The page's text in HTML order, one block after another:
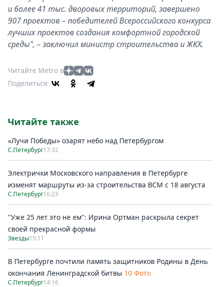
и более 41 тыс. дворовых территорий, завершено
907 проектов – победителей Всероссийского конкурса
лучших проектов создания комфортной городской
среды", – заключил министр строительства и ЖКХ.
Читайте Metro в
Поделиться
Читайте также
«Лучи Победы» озарят небо над Петербургом
С.Петербург17:32
Электрички Московского направления в Петербурге
изменят маршруты из-за строительства ВСМ с 18 августа
С.Петербург16:23
"Уже 25 лет это не ем": Ирина Ортман раскрыла секрет
своей прекрасной формы
Звезды15:11
В Петербурге почтили память защитников Родины в День
окончания Ленинградской битвы 10 Фото
С.Петербург14:16